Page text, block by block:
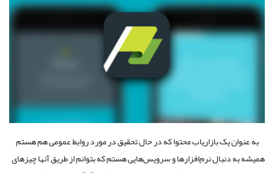
به عنوان یک بازاریاب محتوا که در حال تحقیق در مورد روابط عمومی هم هستم
همیشه به دنبال نرم‌افزارها و سرویس‌هایی هستم که بتوانم از طریق آنها چیزهای